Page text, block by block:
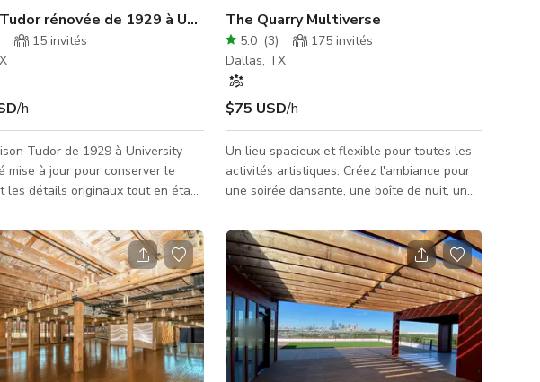
rénovée de 1929 à University Park
15 invités
/h
Tudor de 1929 à University
mise à jour pour conserver le
les détails originaux tout en étant
Les planchers en chêne blanc
été récemment rénovés et
à leur beauté des années 1920.
DE L'ESPACE Maison
avec mobilier contemporain
3 500 pieds carrés Salon - 8
canapé, fauteuils bleus, 3
de bar Salle à m
The Quarry Multiverse
5.0 (3) 175 invités
Dallas, TX
$75 USD/h
Un lieu spacieux et flexible pour toutes les
activités artistiques. Créez l'ambiance pour
une soirée dansante, une boîte de nuit, un
atelier d'art, un salon, une loge ou une salle
de concert. Que vous planifiez une
exposition d'art, une conférence d'affaires,
un cours de yoga ou de danse, une
répétition de groupe ou une représentation
théâtrale complète, nous avons ce qu'il vous
faut. Vous célébrez un événement important
? Nous accueillons é